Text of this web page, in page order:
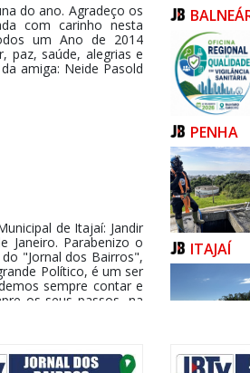
do ano. Agradeço os
com carinho nesta
um Ano de 2014
paz, saúde, alegrias e
amiga: Neide Pasold
de Itajaí: Jandir
Janeiro. Parabenizo o
"Jornal dos Bairros",
Político, é um ser
sempre contar e
os seus passos, na
PENHA
ITAJAÍ
ITAJAÍ